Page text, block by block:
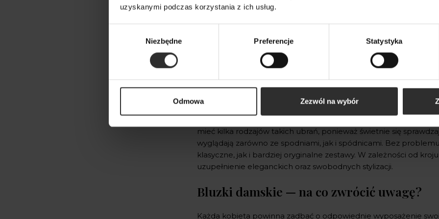
uzyskanymi podczas korzystania z ich usług.
Niezbędne Preferencje Statystyka
Odmowa Zezwól na wybór
(1)
Bluzki z falbankami(11)
Bluzki z wiązaniem pod szyją
Bluzki świąteczne(31)
(31)
Wiele kobiet interesuje się modą i chce dobrze wyglądać w
ciekawych stylizacji, warto wyposażyć się w różnorodne części
elementów stroju, o których nie należy zapominać kompletując
mieć kilka rodzajów takich ubrań, ponieważ świetnie się
wyglądają zarówno ze spodniami, jak i spódnicami. Bez
klasyczne, jak i bardziej oryginalne zestawy. W zależności od
uzupełnienie eleganckich oraz swobodnych stylizacji.
Bluzki damskie — na co zwrócić uwagę?
Każda kobieta powinna zadbać o odpowiednie wyposażenie